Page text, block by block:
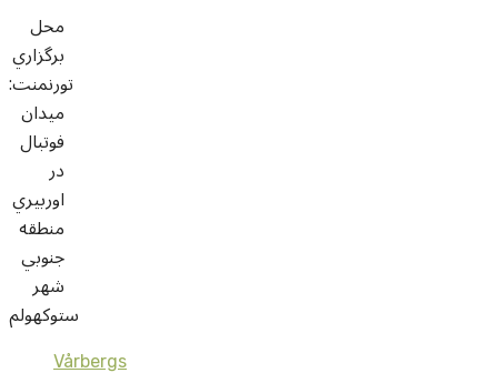
محل
برگزاري
تورنمنت:
ميدان
فوتبال
در
اوربيري
منطقه
جنوبي
شهر
ستوکهولم
Vårbergs